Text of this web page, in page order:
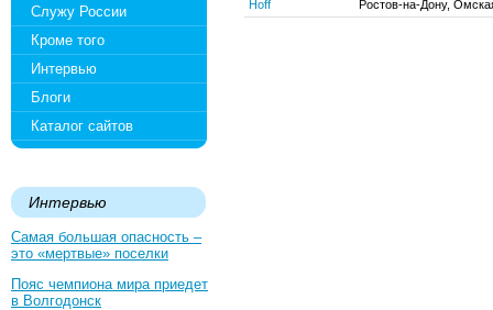
Служу России
Кроме того
Интервью
Блоги
Каталог сайтов
Интервью
Самая большая опасность –
это «мертвые» поселки
Пояс чемпиона мира приедет
в Волгодонск
Hoff
Ростов-на-Дону,